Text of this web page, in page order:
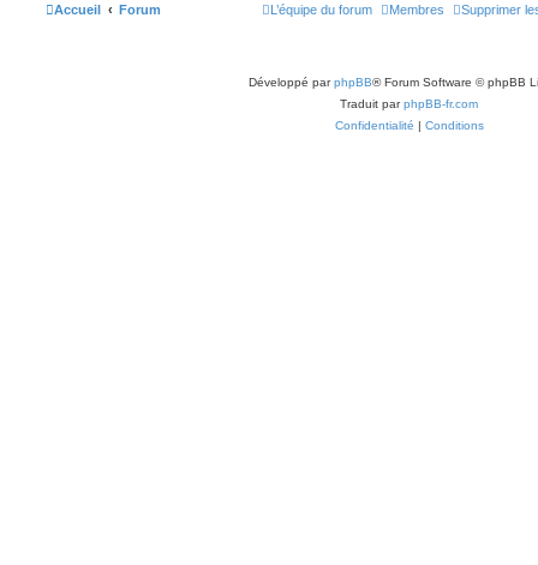
Accueil Forum Supprimer
Membres
L’équipe du forum
Développé parphpBB® Forum Software © phpBB
Traduit parphpBB-fr.com
Confidentialité | Conditions